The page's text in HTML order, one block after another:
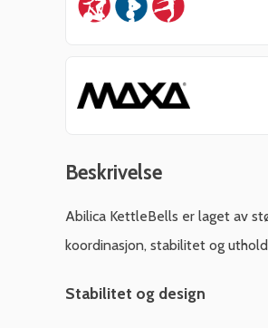
Beskrivelse
Abilica KettleBells er laget av
koordinasjon, stabilitet og
Stabilitet og design